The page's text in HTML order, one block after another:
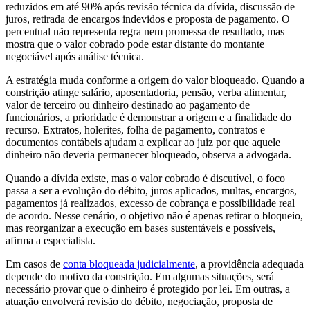
reduzidos em até 90% após revisão técnica da dívida, discussão de
juros, retirada de encargos indevidos e proposta de pagamento. O
percentual não representa regra nem promessa de resultado, mas
mostra que o valor cobrado pode estar distante do montante
negociável após análise técnica.
A estratégia muda conforme a origem do valor bloqueado. Quando a
constrição atinge salário, aposentadoria, pensão, verba alimentar,
valor de terceiro ou dinheiro destinado ao pagamento de
funcionários, a prioridade é demonstrar a origem e a finalidade do
recurso. Extratos, holerites, folha de pagamento, contratos e
documentos contábeis ajudam a explicar ao juiz por que aquele
dinheiro não deveria permanecer bloqueado, observa a advogada.
Quando a dívida existe, mas o valor cobrado é discutível, o foco
passa a ser a evolução do débito, juros aplicados, multas, encargos,
pagamentos já realizados, excesso de cobrança e possibilidade real
de acordo. Nesse cenário, o objetivo não é apenas retirar o bloqueio,
mas reorganizar a execução em bases sustentáveis e possíveis,
afirma a especialista.
Em casos de conta bloqueada judicialmente, a providência adequada
depende do motivo da constrição. Em algumas situações, será
necessário provar que o dinheiro é protegido por lei. Em outras, a
atuação envolverá revisão do débito, negociação, proposta de